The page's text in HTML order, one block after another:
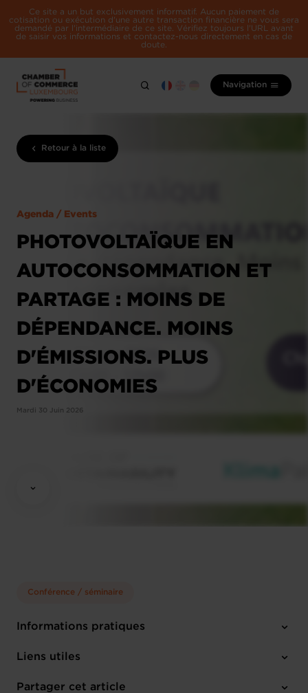
Ce site a un but exclusivement informatif. Aucun paiement de
cotisation ou exécution d'une autre transaction financière ne vous sera
demandé par l'intermédiaire de ce site. Vérifiez toujours l'URL avant
de saisir vos informations et contactez-nous directement en cas de
doute.
Navigation
Retour à la liste
Agenda / Events
PHOTOVOLTAÏQUE EN
AUTOCONSOMMATION ET
PARTAGE : MOINS DE
DÉPENDANCE. MOINS
D'ÉMISSIONS. PLUS
D'ÉCONOMIES
Mardi 30 Juin 2026
Conférence / séminaire
Informations pratiques
Mardi 30 Juin 2026
Français
Liens utiles
M'inscrire
Partager cet article